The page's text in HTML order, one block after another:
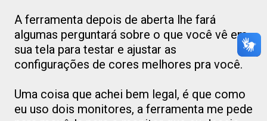
A ferramenta depois de aberta lhe fará
algumas perguntará sobre o que você vê em
sua tela para testar e ajustar as
configurações de cores melhores pra você.
Uma coisa que achei bem legal, é que como
eu uso dois monitores, a ferramenta me pede